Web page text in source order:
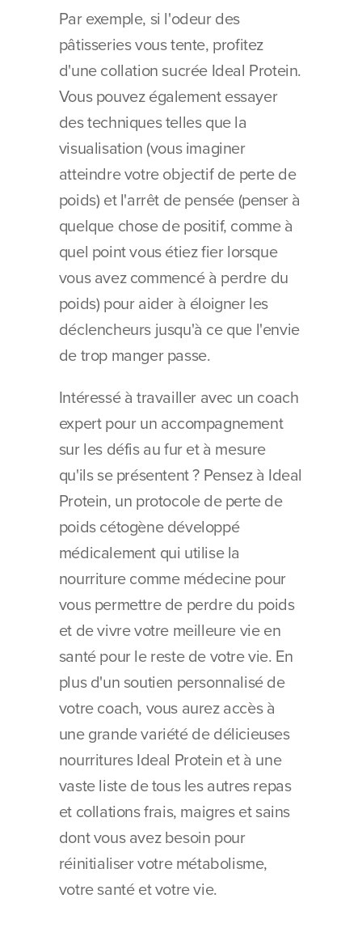
Par exemple, si l'odeur des
pâtisseries vous tente, profitez
d'une collation sucrée Ideal Protein.
Vous pouvez également essayer
des techniques telles que la
visualisation (vous imaginer
atteindre votre objectif de perte de
poids) et l'arrêt de pensée (penser à
quelque chose de positif, comme à
quel point vous étiez fier lorsque
vous avez commencé à perdre du
poids) pour aider à éloigner les
déclencheurs jusqu'à ce que l'envie
de trop manger passe.
Intéressé à travailler avec un coach
expert pour un accompagnement
sur les défis au fur et à mesure
qu'ils se présentent ? Pensez à Ideal
Protein, un protocole de perte de
poids cétogène développé
médicalement qui utilise la
nourriture comme médecine pour
vous permettre de perdre du poids
et de vivre votre meilleure vie en
santé pour le reste de votre vie. En
plus d'un soutien personnalisé de
votre coach, vous aurez accès à
une grande variété de délicieuses
nourritures Ideal Protein et à une
vaste liste de tous les autres repas
et collations frais, maigres et sains
dont vous avez besoin pour
réinitialiser votre métabolisme,
votre santé et votre vie.